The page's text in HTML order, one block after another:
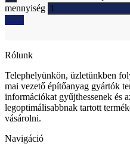
mennyiség
Ajánlatkérés
Rólunk
Telephelyünkön, üzletünkben
mai vezető építőanyag gyártók
információkat gyűjthessenek és
legoptimálisabbnak tartott
vásárolni.
Navigáció